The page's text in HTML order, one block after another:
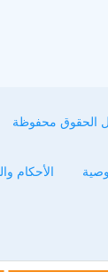
الحقوق محفوظة
الأحكام